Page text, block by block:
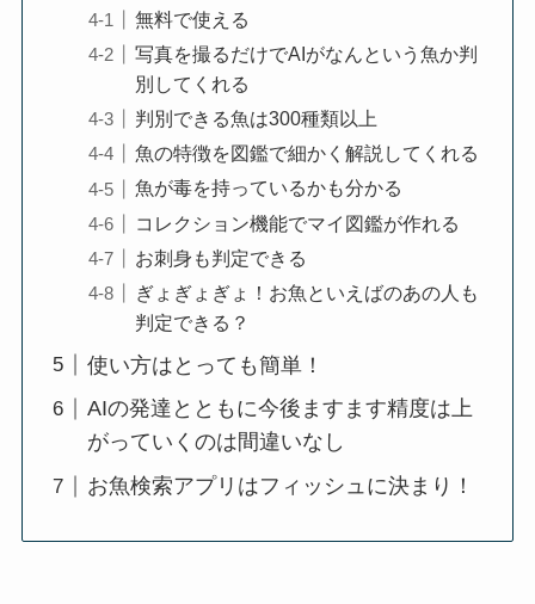
無料で使える
写真を撮るだけでAIがなんという魚か判
別してくれる
判別できる魚は300種類以上
魚の特徴を図鑑で細かく解説してくれる
魚が毒を持っているかも分かる
コレクション機能でマイ図鑑が作れる
お刺身も判定できる
ぎょぎょぎょ！お魚といえばのあの人も
判定できる？
使い方はとっても簡単！
AIの発達とともに今後ますます精度は上
がっていくのは間違いなし
お魚検索アプリはフィッシュに決まり！